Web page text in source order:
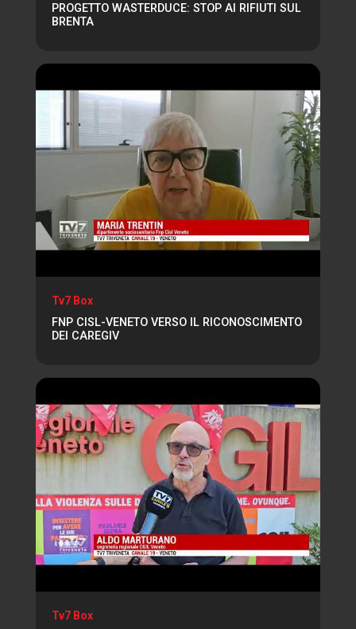
PROGETTO WASTERDUCE: STOP AI RIFIUTI SUL
BRENTA
Tv7 Box
FNP CISL-VENETO VERSO IL RICONOSCIMENTO
DEI CAREGIV
Tv7 Box